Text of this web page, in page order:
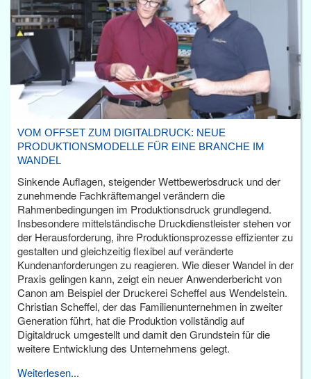
VOM OFFSET ZUM DIGITALDRUCK: NEUE
PRODUKTIONSMODELLE FÜR EINE BRANCHE IM
WANDEL
Sinkende Auflagen, steigender Wettbewerbsdruck und der
zunehmende Fachkräftemangel verändern die
Rahmenbedingungen im Produktionsdruck grundlegend.
Insbesondere mittelständische Druckdienstleister stehen vor
der Herausforderung, ihre Produktionsprozesse effizienter zu
gestalten und gleichzeitig flexibel auf veränderte
Kundenanforderungen zu reagieren. Wie dieser Wandel in der
Praxis gelingen kann, zeigt ein neuer Anwenderbericht von
Canon am Beispiel der Druckerei Scheffel aus Wendelstein.
Christian Scheffel, der das Familienunternehmen in zweiter
Generation führt, hat die Produktion vollständig auf
Digitaldruck umgestellt und damit den Grundstein für die
weitere Entwicklung des Unternehmens gelegt.
Weiterlesen...